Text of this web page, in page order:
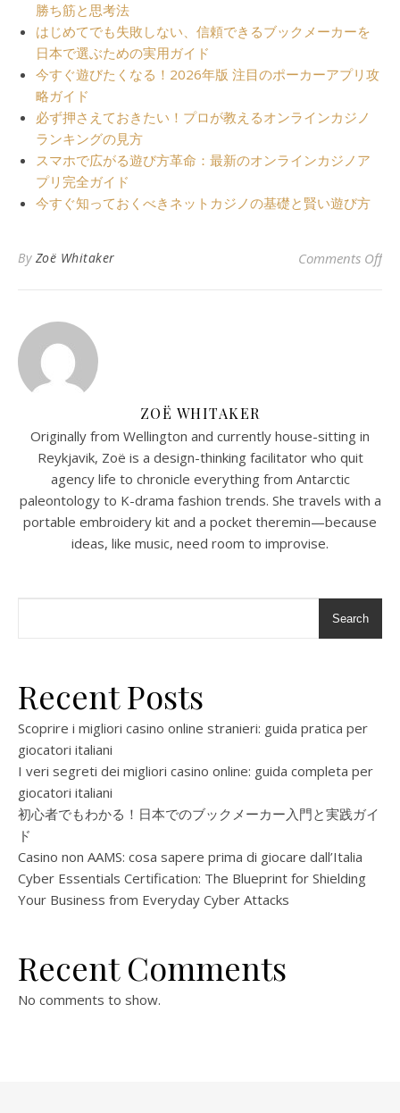
勝ち筋と思考法
はじめてでも失敗しない、信頼できるブックメーカーを
日本で選ぶための実用ガイド
今すぐ遊びたくなる！2026年版 注目のポーカーアプリ攻
略ガイド
必ず押さえておきたい！プロが教えるオンラインカジノ
ランキングの見方
スマホで広がる遊び方革命：最新のオンラインカジノア
プリ完全ガイド
今すぐ知っておくべきネットカジノの基礎と賢い遊び方
By Zoë Whitaker Comments Offon
ZOË WHITAKER
Originally from Wellington and currently house-sitting in
Reykjavik, Zoë is a design-thinking facilitator who quit
agency life to chronicle everything from Antarctic
paleontology to K-drama fashion trends. She travels with a
portable embroidery kit and a pocket theremin—because
ideas, like music, need room to improvise.
Search
Recent Posts
Scoprire i migliori casino online stranieri: guida pratica per
giocatori italiani
I veri segreti dei migliori casino online: guida completa per
giocatori italiani
初心者でもわかる！日本でのブックメーカー入門と実践ガイ
ド
Casino non AAMS: cosa sapere prima di giocare dall’Italia
Cyber Essentials Certification: The Blueprint for Shielding
Your Business from Everyday Cyber Attacks
Recent Comments
No comments to show.